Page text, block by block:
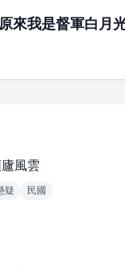
來我是督軍白月
風雲
疑
民國